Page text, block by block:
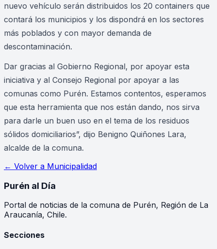
nuevo vehículo serán distribuidos los 20 containers que
contará los municipios y los dispondrá en los sectores
más poblados y con mayor demanda de
descontaminación.
Dar gracias al Gobierno Regional, por apoyar esta
iniciativa y al Consejo Regional por apoyar a las
comunas como Purén. Estamos contentos, esperamos
que esta herramienta que nos están dando, nos sirva
para darle un buen uso en el tema de los residuos
sólidos domiciliarios”, dijo Benigno Quiñones Lara,
alcalde de la comuna.
← Volver a Municipalidad
Purén al Día
Portal de noticias de la comuna de Purén, Región de La
Araucanía, Chile.
Secciones